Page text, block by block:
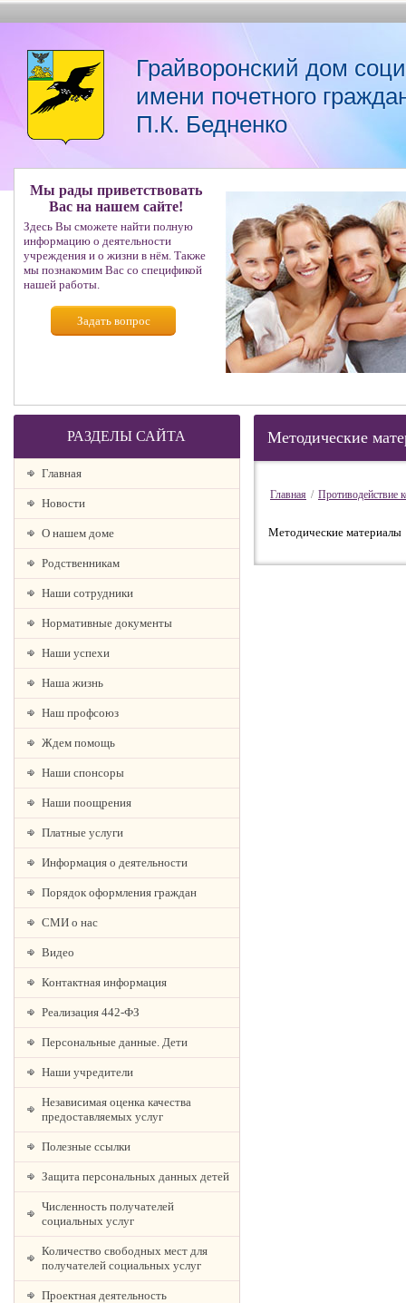
Грайворонский дом
имени почетного
П.К. Бедненко
Мы рады приветствовать
Вас на нашем сайте!
Здесь Вы сможете найти полную
информацию о деятельности
учреждения и о жизни в нём. Также
мы познакомим Вас со спецификой
нашей работы.
Задать вопрос
РАЗДЕЛЫ САЙТА
Главная
Новости
О нашем доме
Родственникам
Наши сотрудники
Нормативные документы
Наши успехи
Наша жизнь
Наш профсоюз
Ждем помощь
Наши спонсоры
Наши поощрения
Платные услуги
Информация о деятельности
Порядок оформления граждан
СМИ о нас
Видео
Контактная информация
Реализация 442-ФЗ
Персональные данные. Дети
Наши учредители
Независимая оценка качества
предоставляемых услуг
Полезные ссылки
Защита персональных данных детей
Численность получателей
социальных услуг
Количество свободных мест для
получателей социальных услуг
Проектная деятельность
Методические
Главная / Противодействие
Методические материалы